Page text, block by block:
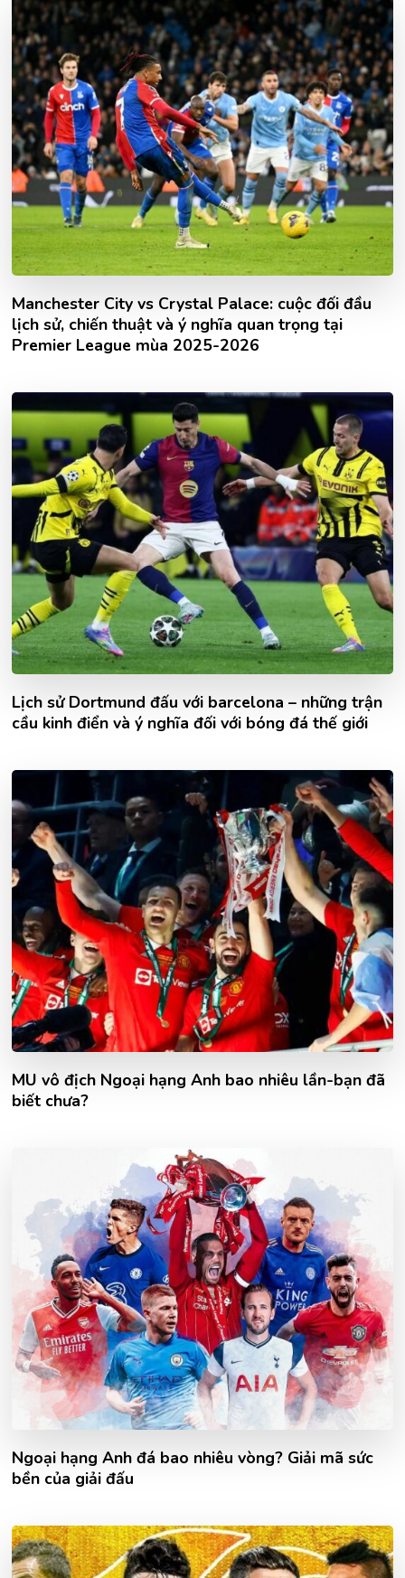
Manchester City vs Crystal Palace: cuộc đối đầu
lịch sử, chiến thuật và ý nghĩa quan trọng tại
Premier League mùa 2025-2026
Lịch sử Dortmund đấu với barcelona – những trận
cầu kinh điển và ý nghĩa đối với bóng đá thế giới
MU vô địch Ngoại hạng Anh bao nhiêu lần-bạn đã
biết chưa?
Ngoại hạng Anh đá bao nhiêu vòng? Giải mã sức
bền của giải đấu